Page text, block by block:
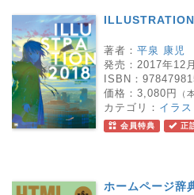
著者： 平泉 康児
発売： 2017年12
ISBN：
価格： 3,080円 （
カテゴリ： イラス
会員特典 正
ホームページ辞